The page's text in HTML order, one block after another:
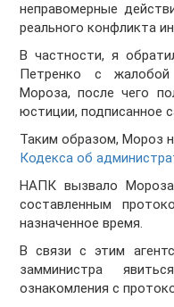
неправомерные
реального конфликта
В частности, я
Петренко с жалобой
Мороза, после чего
юстиции, подписанное
Таким образом, Мороз
Кодекса об
НАПК вызвало
составленным
назначенное время.
В связи с этим
замминистра
ознакомления с